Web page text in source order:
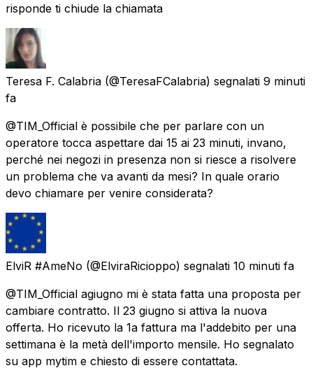
risponde ti chiude la chiamata
Teresa F. Calabria (@TeresaFCalabria) segnalati 9 minuti
fa
@TIM_Official è possibile che per parlare con un
operatore tocca aspettare dai 15 ai 23 minuti, invano,
perché nei negozi in presenza non si riesce a risolvere
un problema che va avanti da mesi? In quale orario
devo chiamare per venire considerata?
ElviR #AmeNo (@ElviraRicioppo) segnalati 10 minuti fa
@TIM_Official agiugno mi è stata fatta una proposta per
cambiare contratto. Il 23 giugno si attiva la nuova
offerta. Ho ricevuto la 1a fattura ma l'addebito per una
settimana è la metà dell'importo mensile. Ho segnalato
su app mytim e chiesto di essere contattata.